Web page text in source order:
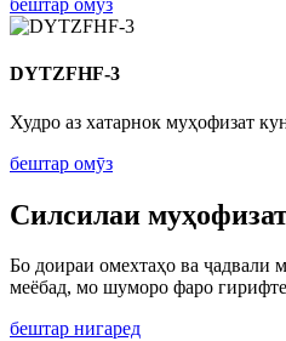
бештар омӯз
DYTZFHF-3
Худро аз хатарнок муҳофизат
бештар омӯз
Силсилаи
Бо доираи омехтаҳо ва ҷадвали
меёбад, мо шуморо фаро
бештар нигаред